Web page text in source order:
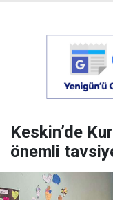
Keskin’de
önemli